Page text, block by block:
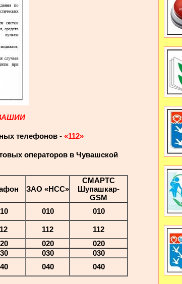
телефонов - «112»
операторов в Чувашской
ЗАО «НСС»
СМАРТС
Шупашкар-
GSM
010
010
112
112
020
020
030
030
040 040